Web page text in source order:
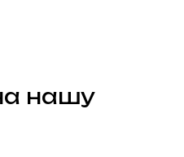
нашу